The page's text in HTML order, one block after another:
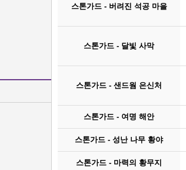
스톤가드 - 버려진 석공 마을
스톤가드 - 달빛 사막
스톤가드 - 샌드웜 은신처
스톤가드 - 여명 해안
스톤가드 - 성난 나무 황야
스톤가드 - 마력의 황무지